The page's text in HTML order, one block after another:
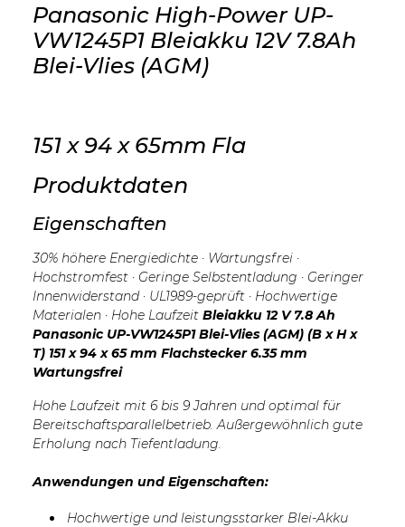
Panasonic High-Power UP-
VW1245P1 Bleiakku 12V 7.8Ah
Blei-Vlies (AGM)
151 x 94 x 65mm Fla
Produktdaten
Eigenschaften
30% höhere Energiedichte · Wartungsfrei ·
Hochstromfest · Geringe Selbstentladung · Geringer
Innenwiderstand · UL1989-geprüft · Hochwertige
Materialen · Hohe Laufzeit Bleiakku 12 V 7.8 Ah
Panasonic UP-VW1245P1 Blei-Vlies (AGM) (B x H x
T) 151 x 94 x 65 mm Flachstecker 6.35 mm
Wartungsfrei
Hohe Laufzeit mit 6 bis 9 Jahren und optimal für
Bereitschaftsparallelbetrieb. Außergewöhnlich gute
Erholung nach Tiefentladung.
Anwendungen und Eigenschaften:
Hochwertige und leistungsstarker Blei-Akku